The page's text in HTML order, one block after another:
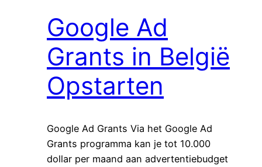
Google Ad
Grants in België
Opstarten
Google Ad Grants Via het Google Ad
Grants programma kan je tot 10.000
dollar per maand aan advertentiebudget